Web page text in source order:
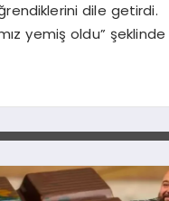
dile getirdi.
yemiş oldu” şeklinde